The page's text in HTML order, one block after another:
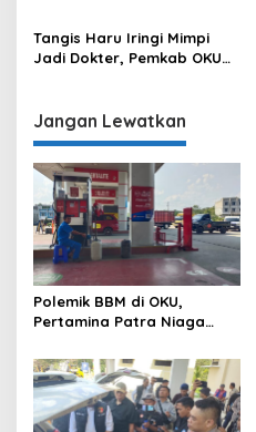
Kolaborasi untuk Kemajuan
Daerah
Tangis Haru Iringi Mimpi
Jadi Dokter, Pemkab OKU
Keluarga Kurang Mampu
Jangan Lewatkan
Polemik BBM di OKU,
Pertamina Patra Niaga
Optimalkan Penyaluran
BBM Subsidi dan Perkuat
Pengawasan di Kabupaten
Ogan Komering Ulu